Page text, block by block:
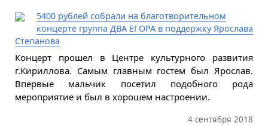
5400 рублей собрали на благотворительном
концерте группа ДВА ЕГОРА в поддержку Ярослава
Степанова
Концерт прошел в Центре культурного развития
г.Кириллова. Самым главным гостем был Ярослав.
Впервые мальчик посетил подобного рода
мероприятие и был в хорошем настроении.
4 сентября 2018